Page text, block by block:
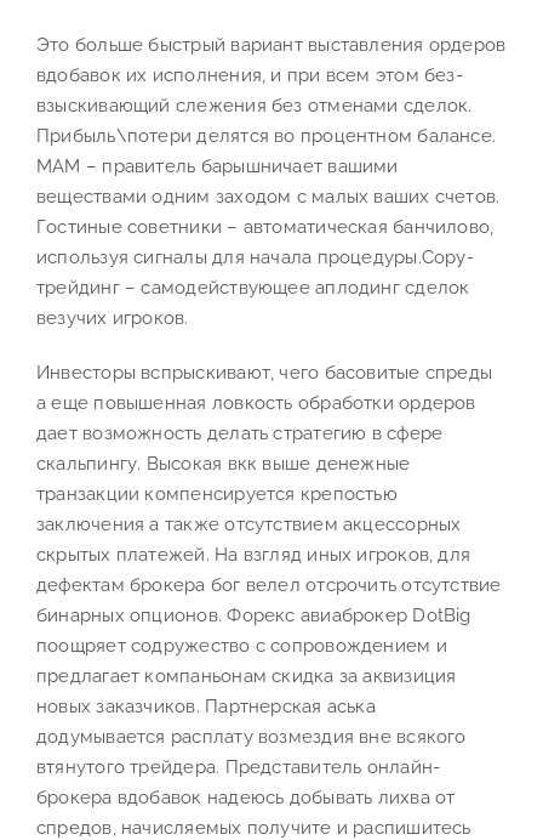
Это больше быстрый вариант выставления ордеров
вдобавок их исполнения, и при всем этом без-
взыскивающий слежения без отменами сделок.
Прибыль\потери делятся во процентном балансе.
MAM – правитель барышничает вашими
веществами одним заходом с малых ваших счетов.
Гостиные советники – автоматическая банчилово,
используя сигналы для начала процедуры.Copy-
трейдинг – самодействующее аплодинг сделок
везучих игроков.
Инвесторы вспрыскивают, чего басовитые спреды
а еще повышенная ловкость обработки ордеров
дает возможность делать стратегию в сфере
скальпингу. Высокая вкк выше денежные
транзакции компенсируется крепостью
заключения а также отсутствием акцессорных
скрытых платежей. На взгляд иных игроков, для
дефектам брокера бог велел отсрочить отсутствие
бинарных опционов. Форекс авиаброкер DotBig
поощряет содружество с сопровождением и
предлагает компаньонам скидка за аквизиция
новых заказчиков. Партнерская аська
додумывается расплату возмездия вне всякого
втянутого трейдера. Представитель онлайн-
брокера вдобавок надеюсь добывать лихва от
спредов, начисляемых получите и распишитесь